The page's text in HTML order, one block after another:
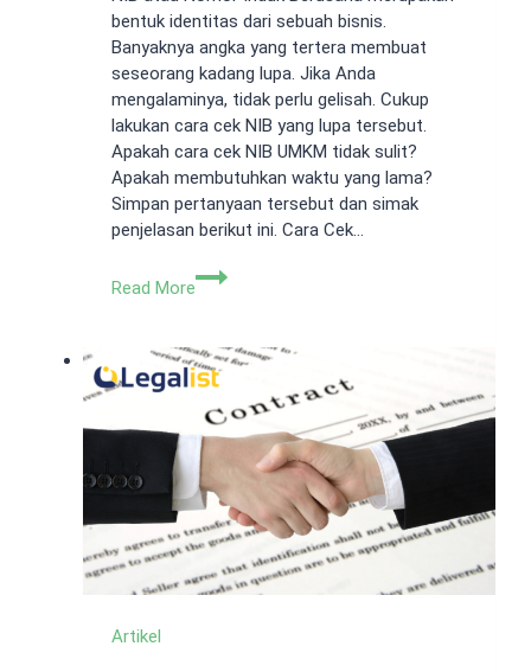
bentuk identitas dari sebuah bisnis.
Banyaknya angka yang tertera membuat
seseorang kadang lupa. Jika Anda
mengalaminya, tidak perlu gelisah. Cukup
lakukan cara cek NIB yang lupa tersebut.
Apakah cara cek NIB UMKM tidak sulit?
Apakah membutuhkan waktu yang lama?
Simpan pertanyaan tersebut dan simak
penjelasan berikut ini. Cara Cek…
Read More
Cara
yang
Lupa,
Efektif
dan
Tidak
Butuh
Waktu
Lama!
Artikel